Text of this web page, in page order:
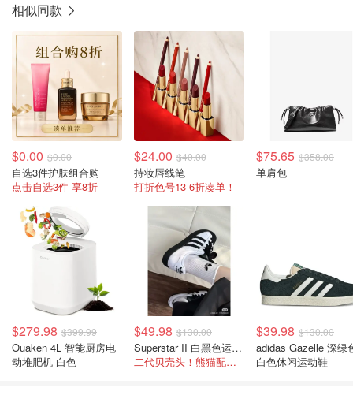
相似同款
$0.00 $0.00
自选3件护肤组合购
点击自选3件 享8折
$24.00 $40.00
持妆唇线笔
打折色号13 6折凑单！
$75.65 $358.00
单肩包
$279.98 $399.99
Ouaken 4L 智能厨房电
动堆肥机 白色
$49.98 $130.00
Superstar II 白黑色运动鞋
二代贝壳头！熊猫配色好帅气
$39.98 $130.00
adidas Gazelle 深绿
白色休闲运动鞋